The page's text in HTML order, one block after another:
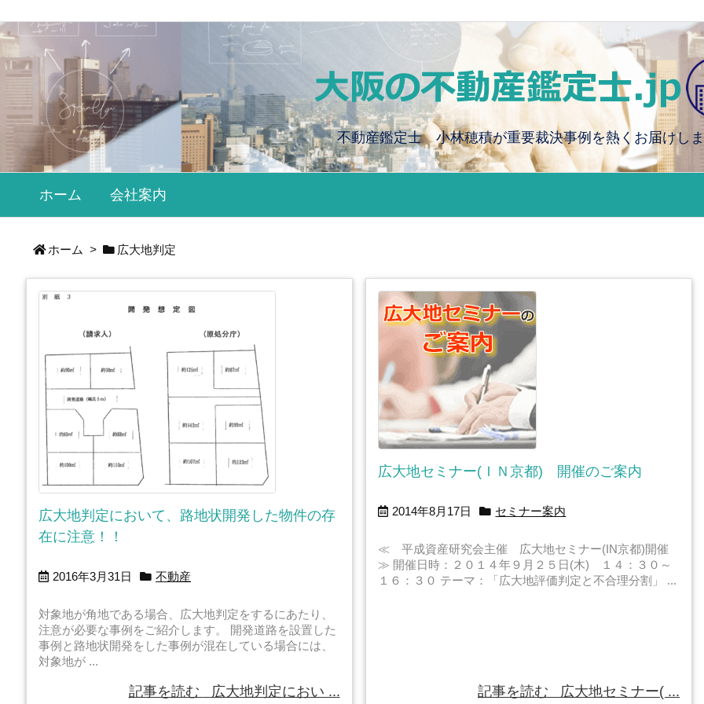
不動産鑑定士 小林穂積が重要裁決事例を熱くお届けし
ホーム 会社案内
ホーム > 広大地判定
広大地判定において、路地状開発した物件の存
在に注意！！
2016年3月31日 不動産
対象地が角地である場合、広大地判定をするにあたり、
注意が必要な事例をご紹介します。 開発道路を設置した
事例と路地状開発をした事例が混在している場合には、
対象地が ...
記事を読む 広大地判定におい ...
広大地セミナー(ＩＮ京都) 開催のご案内
2014年8月17日 セミナー案内
≪ 平成資産研究会主催 広大地セミナー(IN京都)開催
≫ 開催日時：２０１４年９月２５日(木) １４：３０～
１６：３０ テーマ：「広大地評価判定と不合理分割」 ...
記事を読む 広大地セミナー( ...